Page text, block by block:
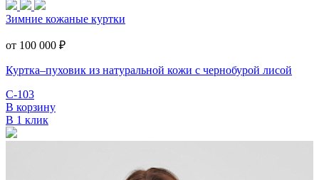
Зимние кожаные куртки
от 100 000 ₽
Куртка–пуховик из натуральной кожи с чернобурой лисой
С-103
В корзину
В 1 клик